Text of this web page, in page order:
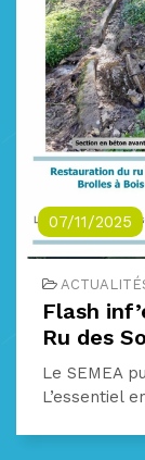
07/11/2025
Flash
Ru des
Le SEMEA
L’essentiel